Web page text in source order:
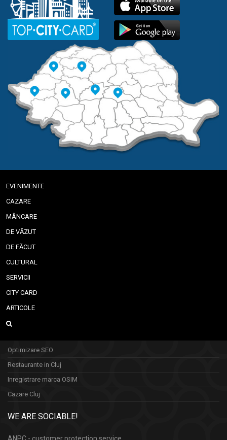
EVENIMENTE
CAZARE
MÂNCARE
DE VĂZUT
DE FĂCUT
CULTURAL
SERVICII
CITY CARD
ARTICOLE
Optimizare SEO
Restaurante in Cluj
Inregistrare marca OSIM
Cazare Cluj
WE ARE SOCIABLE!